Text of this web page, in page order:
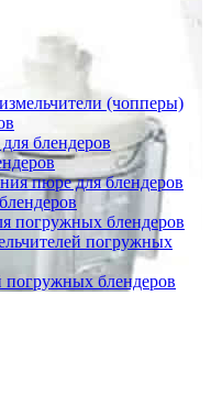
(чопперы)
блендеров
пюре для блендеров
погружных блендеров
погружных
погружных блендеров